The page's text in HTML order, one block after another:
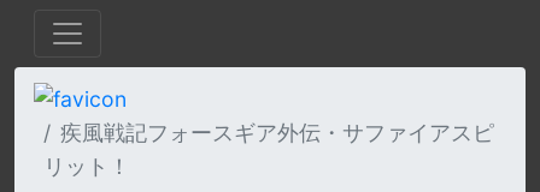
疾風戦記フォースギア外伝・サファイアスピ
リット！